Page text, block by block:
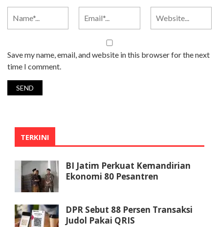
Save my name, email, and website in this browser for the next
time I comment.
TERKINI
BI Jatim Perkuat Kemandirian
Ekonomi 80 Pesantren
DPR Sebut 88 Persen Transaksi
Judol Pakai QRIS